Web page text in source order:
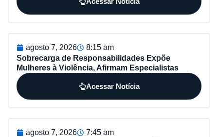
agosto 7, 2026
8:15 am
Sobrecarga de Responsabilidades Expõe
Mulheres à Violência, Afirmam Especialistas
Acessar Notícia
agosto 7, 2026
7:45 am